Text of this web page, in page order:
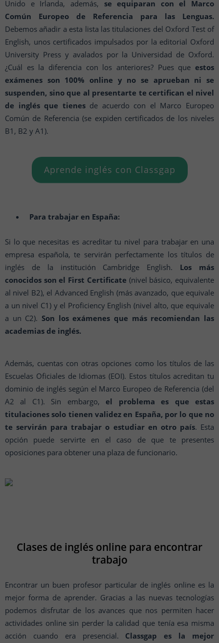
Unido e Irlanda, además, se equiparan con el Marco
Común Europeo de Referencia para las Lenguas.
Debemos añadir a esta lista las titulaciones del Oxford Test of
English, unos certificados impulsados por la editorial Oxford
University Press y avalados por la Universidad de Oxford.
¿Cuál es la diferencia con los anteriores? Pues que estos
exámenes son 100% online y no se aprueban ni se
suspenden, sino que al presentarte te certifican el nivel
de inglés que tienesde acuerdo con el Marco Europeo
Común de Referencia (se expiden certificados de los niveles
B1, B2 y A1).
Aprende inglés con Classgap
Para trabajar en España:
Si lo que necesitas es acreditar tu nivel para trabajar en una
empresa española, te servirán perfectamente los títulos de
inglés de la institución Cambridge English. Los más
conocidos son el First Certificate (nivel básico, equivalente
al nivel B2), el Advanced English (más avanzado, que equivale
a un nivel C1) y el Proficiency English (nivel alto, que equivale
a un C2). Son los exámenes que más recomiendan las
academias de inglés.
Además, cuentas con otras opciones como los títulos de las
Escuelas Oficiales de Idiomas (EOI). Estos títulos acreditan tu
dominio de inglés según el Marco Europeo de Referencia (del
A2 al C1). Sin embargo, el problema es que estas
titulaciones solo tienen validez en España, por lo que no
te servirán para trabajar o estudiar en otro país. Esta
opción puede servirte en el caso de que te presentes
oposiciones para obtener una plaza de funcionario.
Clases de inglés online para encontrar
trabajo
Encontrar un buen profesor particular de inglés online es la
mejor forma de aprender. Gracias a las nuevas tecnologías
podemos disfrutar de los avances que nos permiten hacer
actividades online sin perder la calidad que tenía esa misma
acción cuando era presencial. Classgap es la mejor